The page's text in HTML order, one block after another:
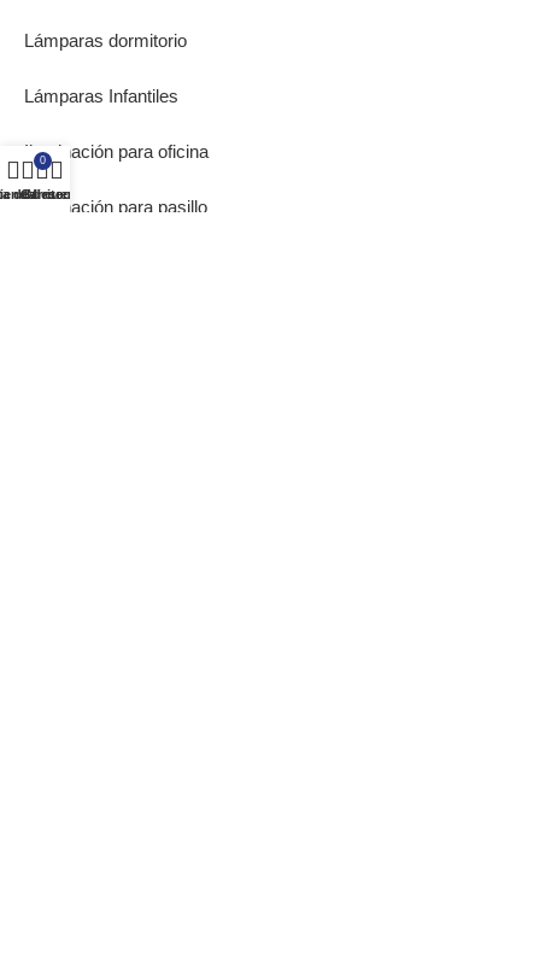
Lámparas dormitorio
Lámparas Infantiles
Iluminación para oficina
Iluminación para pasillo
de deseos
0
Carrito
Mi cuenta